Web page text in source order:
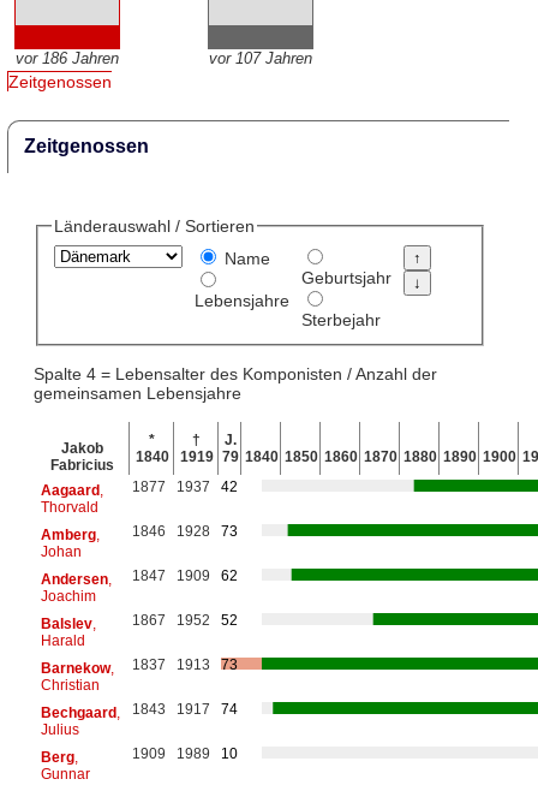
vor 186 Jahren vor 107 Jahren
Zeitgenossen
Zeitgenossen
Länderauswahl / Sortieren
Name
Lebensjahre
Geburtsjahr
Sterbejahr
Spalte 4 = Lebensalter des Komponisten / Anzahl der
gemeinsamen Lebensjahre
Jakob
Fabricius
*
1840
†
1919
J.
79 1840 1850 1860 1870 1880 1890 1900
Aagaard,
Thorvald
1877 1937 42
Amberg,
Johan
1846 1928 73
Andersen,
Joachim
1847 1909 62
Balslev,
Harald
1867 1952 52
Barnekow,
Christian
1837 1913 73
Bechgaard,
Julius
1843 1917 74
Berg,
Gunnar
1909 1989 10